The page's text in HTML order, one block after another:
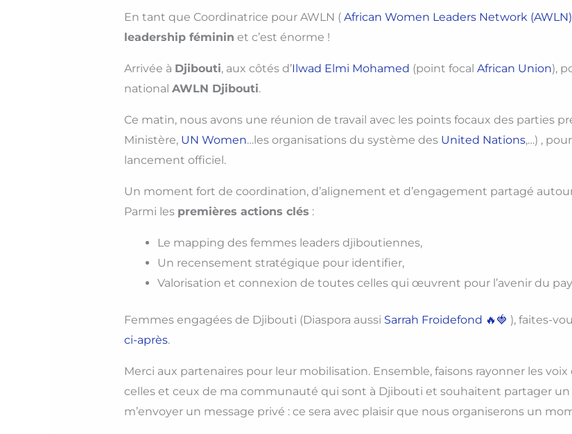
En tant que Coordinatrice pour AWLN ( African Women Leaders Network (AWLN)
leadership féminin et c’est énorme !
Arrivée à Djibouti, aux côtés d’Ilwad Elmi Mohamed (point focal African Union),
national AWLN Djibouti.
Ce matin, nous avons une réunion de travail avec les points focaux des parties
Ministère, UN Women…les organisations du système des United Nations,…) ,
lancement officiel.
Un moment fort de coordination, d’alignement et d’engagement partagé
Parmi les premières actions clés :
Le mapping des femmes leaders djiboutiennes,
Un recensement stratégique pour identifier,
Valorisation et connexion de toutes celles qui œuvrent pour l’avenir du
Femmes engagées de Djibouti (Diaspora aussi Sarrah Froidefond 🔥🍓 ), faites-
ci-après.
Merci aux partenaires pour leur mobilisation. Ensemble, faisons rayonner les voix
celles et ceux de ma communauté qui sont à Djibouti et souhaitent partager un
m’envoyer un message privé : ce sera avec plaisir que nous organiserons un